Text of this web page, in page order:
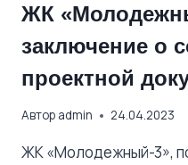
ЖК
заключение о
проектной
Автор admin 24.04.2023
ЖК «Молодежный-3»,